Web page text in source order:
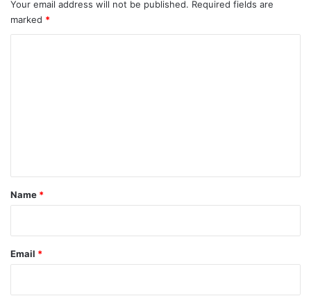
Your email address will not be published. Required fields are
marked *
*
Name *
Email *